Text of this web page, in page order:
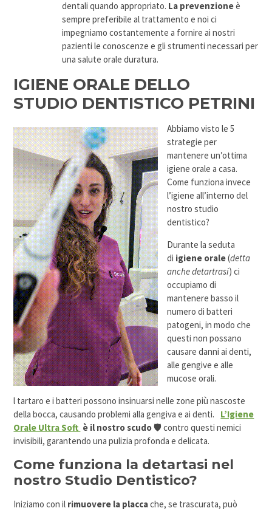
dentali quando appropriato. La prevenzioneè
sempre preferibile al trattamento e noi ci
impegniamo costantemente a fornire ai nostri
pazienti le conoscenze e gli strumenti necessari per
una salute orale duratura.
IGIENE ORALE DELLO
STUDIO DENTISTICO PETRINI
Abbiamo visto le 5
strategie per
mantenere un’ottima
igiene orale a casa.
Come funziona invece
l’igiene all’interno del
nostro studio
dentistico?
Durante la seduta
di igiene orale(detta
anche detartrasi) ci
occupiamo di
mantenere basso il
numero di batteri
patogeni, in modo che
questi non possano
causare danni ai denti,
alle gengive e alle
mucose orali.
l tartaro e i batteri possono insinuarsi nelle zone più nascoste
della bocca, causando problemi alla gengiva e ai denti.
L’Igiene
Orale Ultra Soft è il nostro scudo🛡️ contro questi nemici
invisibili, garantendo una pulizia profonda e delicata.
Come funziona la detartasi nel
nostro Studio Dentistico?
Iniziamo con il rimuovere la placcache, se trascurata, può